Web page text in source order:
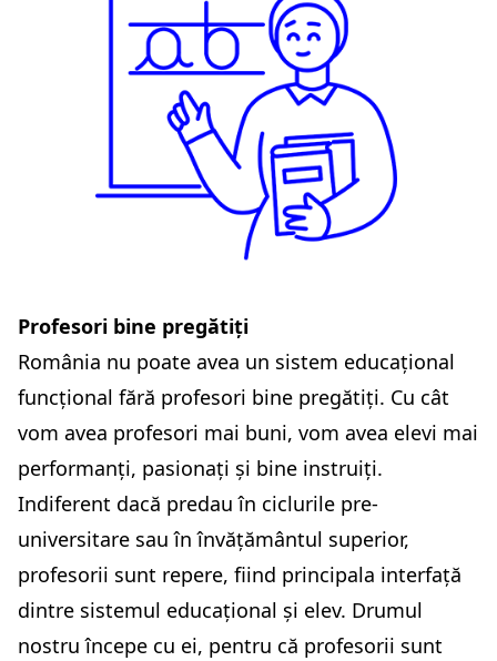
Profesori bine pregătiți
România nu poate avea un sistem educațional
funcțional fără profesori bine pregătiți. Cu cât
vom avea profesori mai buni, vom avea elevi mai
performanți, pasionați și bine instruiți.
Indiferent dacă predau în ciclurile pre-
universitare sau în învățământul superior,
profesorii sunt repere, fiind principala interfață
dintre sistemul educațional și elev. Drumul
nostru începe cu ei, pentru că profesorii sunt